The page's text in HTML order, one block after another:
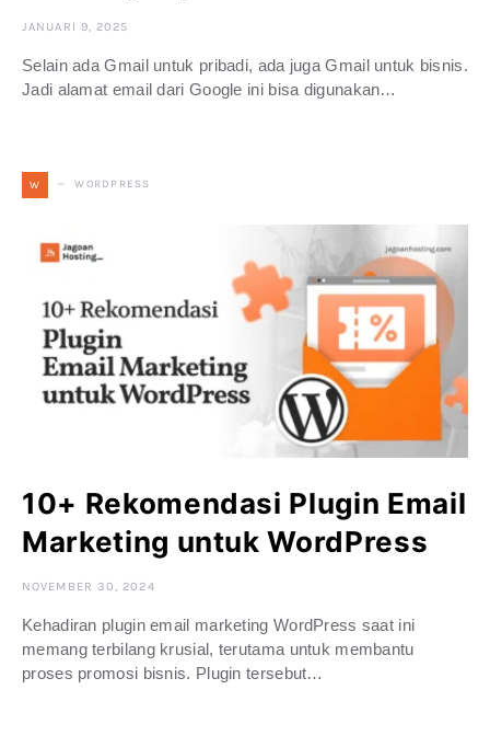
JANUARI 9, 2025
Selain ada Gmail untuk pribadi, ada juga Gmail untuk bisnis.
Jadi alamat email dari Google ini bisa digunakan…
W WORDPRESS
10+ Rekomendasi Plugin Email
Marketing untuk WordPress
NOVEMBER 30, 2024
Kehadiran plugin email marketing WordPress saat ini
memang terbilang krusial, terutama untuk membantu
proses promosi bisnis. Plugin tersebut…